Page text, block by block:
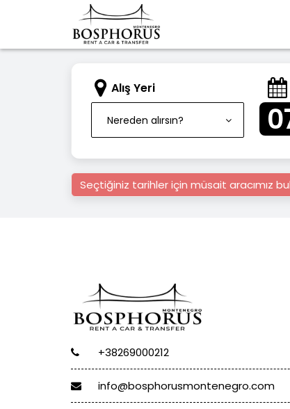
Alış Yeri
Nereden alırsın?
Seçtiğiniz tarihler için müsait aracımız
+38269000212
info@bosphorusmontenegro.com